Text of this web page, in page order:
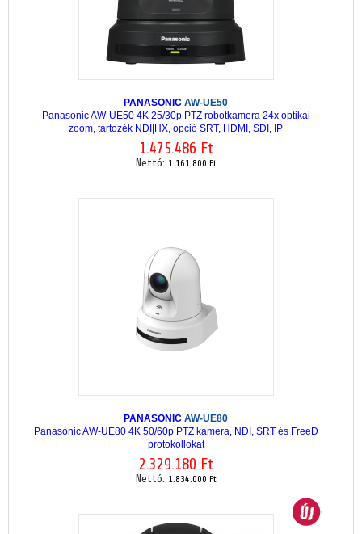
PANASONIC AW-UE50
Panasonic AW-UE50 4K 25/30p PTZ robotkamera 24x optikai
zoom, tartozék NDI|HX, opció SRT, HDMI, SDI, IP
1.475.486 Ft
Nettó: 1.161.800 Ft
PANASONIC AW-UE80
Panasonic AW-UE80 4K 50/60p PTZ kamera, NDI, SRT és FreeD
protokollokat
2.329.180 Ft
Nettó: 1.834.000 Ft